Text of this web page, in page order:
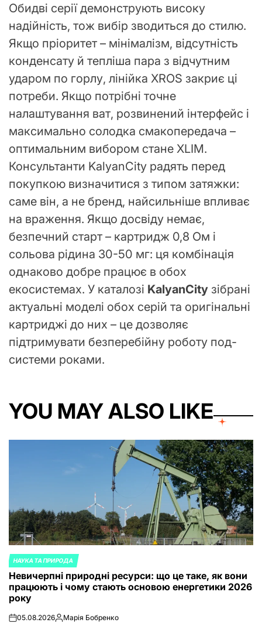
Обидві серії демонструють високу
надійність, тож вибір зводиться до стилю.
Якщо пріоритет – мінімалізм, відсутність
конденсату й тепліша пара з відчутним
ударом по горлу, лінійка XROS закриє ці
потреби. Якщо потрібні точне
налаштування ват, розвинений інтерфейс і
максимально солодка смакопередача –
оптимальним вибором стане XLIM.
Консультанти KalyanCity радять перед
покупкою визначитися з типом затяжки:
саме він, а не бренд, найсильніше впливає
на враження. Якщо досвіду немає,
безпечний старт – картридж 0,8 Ом і
сольова рідина 30-50 мг: ця комбінація
однаково добре працює в обох
екосистемах. У каталозі KalyanCity зібрані
актуальні моделі обох серій та оригінальні
картриджі до них – це дозволяє
підтримувати безперебійну роботу под-
системи роками.
YOU MAY ALSO LIKE
POSTED
IN
НАУКА ТА ПРИРОДА
Невичерпні природні ресурси: що це таке, як вони
працюють і чому стають основою енергетики 2026
року
on05.08.2026Posted
Марія Бобренко